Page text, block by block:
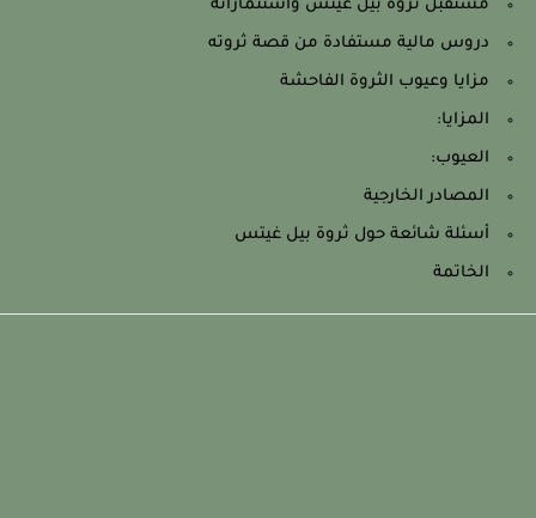
مستقبل ثروة بيل غيتس واستثماراته
دروس مالية مستفادة من قصة ثروته
مزايا وعيوب الثروة الفاحشة
المزايا:
العيوب:
المصادر الخارجية
أسئلة شائعة حول ثروة بيل غيتس
الخاتمة